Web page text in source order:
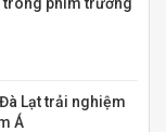
Lạt trải nghiệm
Á